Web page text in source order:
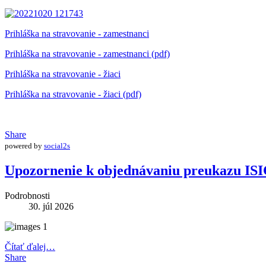
Prihláška na stravovanie - zamestnanci
Prihláška na stravovanie - zamestnanci (pdf)
Prihláška na stravovanie - žiaci
Prihláška na stravovanie - žiaci (pdf)
Share
powered by social2s
Upozornenie k objednávaniu preukazu
Podrobnosti
30. júl 2026
Čítať ďalej…
Share